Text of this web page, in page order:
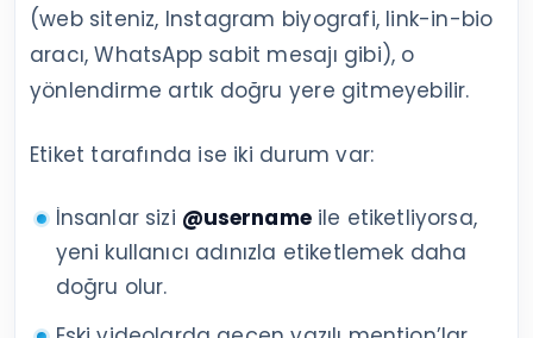
(web siteniz, Instagram biyografi, link-in-bio
aracı, WhatsApp sabit mesajı gibi), o
yönlendirme artık doğru yere gitmeyebilir.
Etiket tarafında ise iki durum var:
İnsanlar sizi @usernameile etiketliyorsa,
yeni kullanıcı adınızla etiketlemek daha
doğru olur.